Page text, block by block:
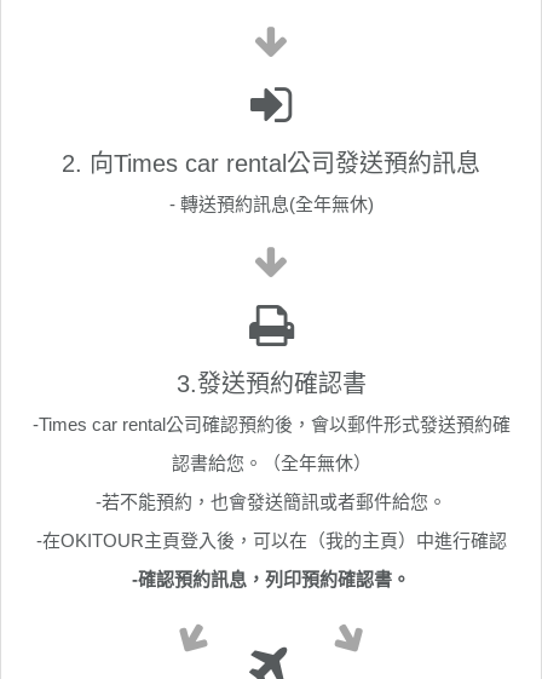
2. 向Times car rental公司發送預約訊息
- 轉送預約訊息(全年無休)
3.發送預約確認書
-Times car rental公司確認預約後，會以郵件形式發送預約確
認書給您。（全年無休）
-若不能預約，也會發送簡訊或者郵件給您。
-在OKITOUR主頁登入後，可以在（我的主頁）中進行確認
-確認預約訊息，列印預約確認書。